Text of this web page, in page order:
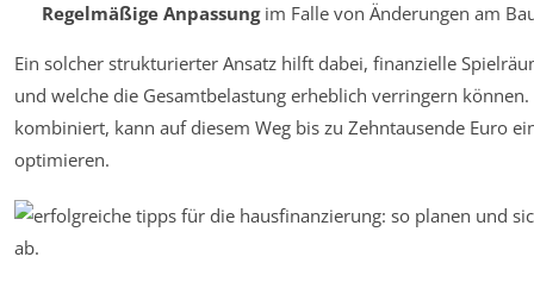
Regelmäßige Anpassungim Falle von Änderungen am
Ein solcher strukturierter Ansatz hilft dabei, finanzielle
und welche die Gesamtbelastung erheblich verringern
kombiniert, kann auf diesem Weg bis zu Zehntausende Euro
optimieren.